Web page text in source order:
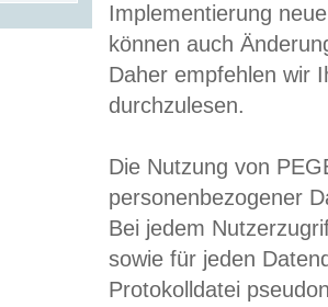
Implementierung
können auch
Daher empfehlen wir
durchzulesen.
Die Nutzung von
personenbezogener
Bei jedem
sowie für jeden
Protokolldatei